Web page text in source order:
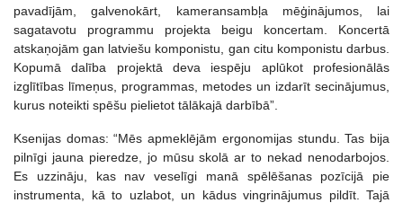
pavadījām, galvenokārt, kameransambļa mēģinājumos, lai
sagatavotu programmu projekta beigu koncertam. Koncertā
atskaņojām gan latviešu komponistu, gan citu komponistu darbus.
Kopumā dalība projektā deva iespēju aplūkot profesionālās
izglītības līmeņus, programmas, metodes un izdarīt secinājumus,
kurus noteikti spēšu pielietot tālākajā darbībā”.
Ksenijas domas: “Mēs apmeklējām ergonomijas stundu. Tas bija
pilnīgi jauna pieredze, jo mūsu skolā ar to nekad nenodarbojos.
Es uzzināju, kas nav veselīgi manā spēlēšanas pozīcijā pie
instrumenta, kā to uzlabot, un kādus vingrinājumus pildīt. Tajā